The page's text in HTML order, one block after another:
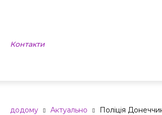
Контакти
додому Актуально Поліція